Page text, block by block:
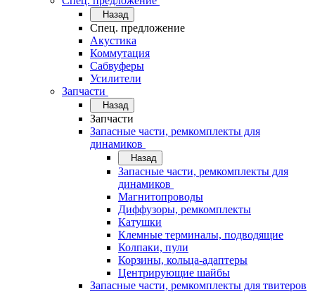
Назад
Спец. предложение
Акустика
Коммутация
Сабвуферы
Усилители
Запчасти
Назад
Запчасти
Запасные части, ремкомплекты для
динамиков
Назад
Запасные части, ремкомплекты для
динамиков
Магнитопроводы
Диффузоры, ремкомплекты
Катушки
Клемные терминалы, подводящие
Колпаки, пули
Корзины, кольца-адаптеры
Центрирующие шайбы
Запасные части, ремкомплекты для твитеров